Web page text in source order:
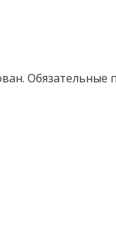
Обязательные